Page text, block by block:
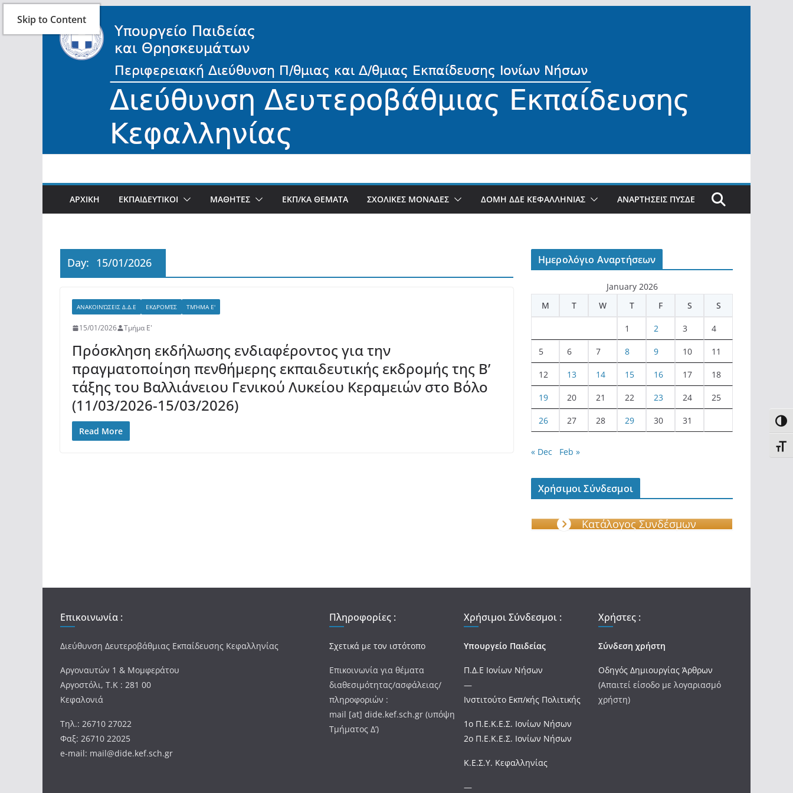
Skip to Content
Skip
content
ΑΡΧΙΚΗ ΕΚΠΑΙΔΕΥΤΙΚΟΙ ΜΑΘΗΤΕΣ ΕΚΠ/ΚΑ ΘΕΜΑΤΑ ΣΧΟΛΙΚΕΣ ΜΟΝΑΔΕΣ ΔΟΜΗ ΔΔΕ ΚΕΦΑΛΛΗΝΙΑΣ ΑΝΑΡΤΗΣΕΙΣ ΠΥΣΔΕ
Day: 15/01/2026
ΑΝΑΚΟΙΝΏΣΕΙΣ Δ.Δ.Ε ΕΚΔΡΟΜΈΣ ΤΜΉΜΑ Ε'
15/01/2026 Τμήμα Ε'
Πρόσκληση εκδήλωσης ενδιαφέροντος για την
πραγματοποίηση πενθήμερης εκπαιδευτικής εκδρομής της Β’
τάξης του Βαλλιάνειου Γενικού Λυκείου Κεραμειών στο Βόλο
(11/03/2026-15/03/2026)
Read More
Ημερολόγιο Αναρτήσεων
January 2026
M
T W T F S S
1 2 3 4
5 6 7 8 9 10 11
12 13 14 15 16 17 18
19 20 21 22 23 24 25
26 27 28 29 30 31
« Dec Feb »
Χρήσιμοι Σύνδεσμοι
Κατάλογος Συνδέσμων
Επικοινωνία :
Διεύθυνση Δευτεροβάθμιας Εκπαίδευσης Κεφαλληνίας
Αργοναυτών 1 & Μομφεράτου
Αργοστόλι, Τ.Κ : 281 00
Κεφαλονιά
Τηλ.: 26710 27022
Φαξ: 26710 22025
e-mail: mail@dide.kef.sch.gr
Πληροφορίες :
Σχετικά με τον ιστότοπο
Επικοινωνία για θέματα
διαθεσιμότητας/ασφάλειας/
πληροφοριών :
mail [at] dide.kef.sch.gr (υπόψη
Τμήματος Δ’)
Χρήσιμοι Σύνδεσμοι :
Υπουργείο Παιδείας
Π.Δ.Ε Ιονίων Νήσων
—
Ινστιτούτο Εκπ/κής Πολιτικής
1ο Π.Ε.Κ.Ε.Σ. Ιονίων Νήσων
2ο Π.Ε.Κ.Ε.Σ. Ιονίων Νήσων
Κ.Ε.Σ.Υ. Κεφαλληνίας
—
Χρήστες :
Σύνδεση χρήστη
Οδηγός Δημιουργίας Άρθρων
(Απαιτεί είσοδο με λογαριασμό
χρήστη)